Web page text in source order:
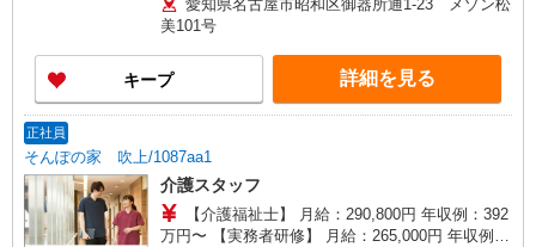
帯） ・ICT手当:2,000円/月 ・深夜割増は別途支給
・ケア→ケアの移動時間も賃金（時給）を支給 ※
特定事業所加算手当:60円/時間含む ※給与幅は資
格・経験等による
愛知県名古屋市昭和区御器所通1-23 メゾン松
美101号
キープ 詳細を見る
正社員
そんぽの家 吹上/1087aa1
介護スタッフ
【介護福祉士】 月給：290,800円 年収例：392
万円〜 【実務者研修】 月給：265,000円 年収例：